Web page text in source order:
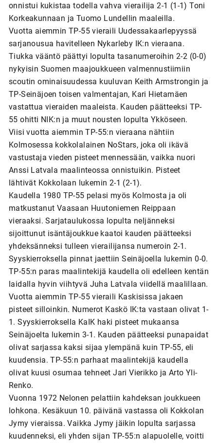
onnistui kukistaa todella vahva vierailija 2-1 (1-1) Toni
Korkeakunnaan ja Tuomo Lundellin maaleilla.
Vuotta aiemmin TP-55 vieraili Uudessakaarlepyyssä
sarjanousua havitelleen Nykarleby IK:n vieraana.
Tiukka vääntö päättyi lopulta tasanumeroihin 2-2 (0-0)
nykyisin Suomen maajoukkueen valmennustiimiin
scoutin ominaisuudessa kuuluvan Keith Armstrongin ja
TP-Seinäjoen toisen valmentajan, Kari Hietamäen
vastattua vieraiden maaleista. Kauden päätteeksi TP-
55 ohitti NIK:n ja muut nousten lopulta Ykköseen.
Viisi vuotta aiemmin TP-55:n vieraana nähtiin
Kolmosessa kokkolalainen NoStars, joka oli ikävä
vastustaja vieden pisteet mennessään, vaikka nuori
Anssi Latvala maalinteossa onnistuikin. Pisteet
lähtivät Kokkolaan lukemin 2-1 (2-1).
Kaudella 1980 TP-55 pelasi myös Kolmosta ja oli
matkustanut Vaasaan Huutoniemen Reippaan
vieraaksi. Sarjataulukossa lopulta neljänneksi
sijoittunut isäntäjoukkue kaatoi kauden päätteeksi
yhdeksänneksi tulleen vierailijansa numeroin 2-1.
Syyskierroksella pinnat jaettiin Seinäjoella lukemin 0-0.
TP-55:n paras maalintekijä kaudella oli edelleen kentän
laidalla hyvin viihtyvä Juha Latvala viidellä maalillaan.
Vuotta aiemmin TP-55 vieraili Kaskisissa jakaen
pisteet silloinkin. Numerot Kaskö IK:ta vastaan olivat 1-
1. Syyskierroksella KaIK haki pisteet mukaansa
Seinäjoelta lukemin 3-1. Kauden päätteeksi punapaidat
olivat sarjassa kaksi sijaa ylempänä kuin TP-55, eli
kuudensia. TP-55:n parhaat maalintekijä kaudella
olivat kuusi osumaa tehneet Jari Vierikko ja Arto Yli-
Renko.
Vuonna 1972 Nelonen pelattiin kahdeksan joukkueen
lohkona. Kesäkuun 10. päivänä vastassa oli Kokkolan
Jymy vieraissa. Vaikka Jymy jäikin lopulta sarjassa
kuudenneksi, eli yhden sijan TP-55:n alapuolelle, voitti